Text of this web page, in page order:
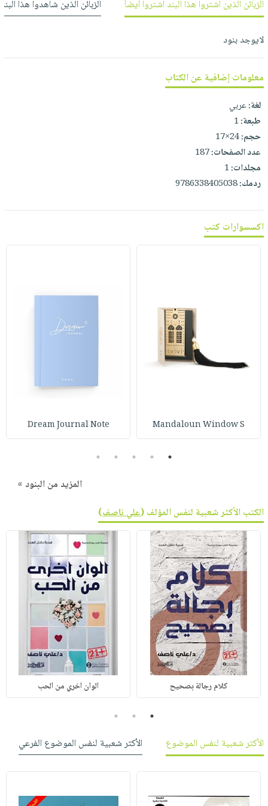
العناية
الحمية
والتغذية
أدوات
أدوات
المطبخ
الأكثر
العودة
للمدارس
اكسسوارات
كتب
اكسسوارات
منزلية
اكسسوارات
ملابس
مطرزات
حلي
عناية
شحن
بنود
اشتراكات
الاشتراكات
صندوق
القراءة
iKitab
بلا
متقدم
نيل
وفرات
عن
الشركة
سياسة
نيل
تواصل
حسابك
لائحة
الزبائن الذين اشتروا هذا البند اشتروا أيضاً الزبائن الذين شاهدوا هذا
لايوجد بنود
معلومات إضافية عن الكتاب
لغة:عربي
طبعة:1
حجم:24×17
عدد الصفحات:187
مجلدات:1
ردمك:9786338405038
اكسسوارات كتب
Mandaloun Window S
Dream Journal Note
1
2
3
4
5
المزيد من البنود »
الكتب الأكثر شعبية لنفس المؤلف (علي ناصف)
كلام رجالة بصحيح الوان اخري من الحب
1
2
3
الأكثر شعبية لنفس الموضوع
الأكثر شعبية لنفس الموضوع الفرعي